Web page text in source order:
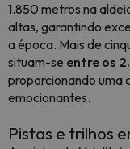
1.850 metros na
altas, garantindo
a época. Mais de
situam-se entre os
proporcionando uma
emocionantes.
Pistas e trilhos